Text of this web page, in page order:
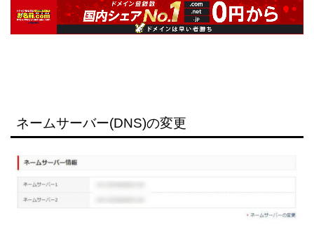
ネームサーバー(DNS)の変更